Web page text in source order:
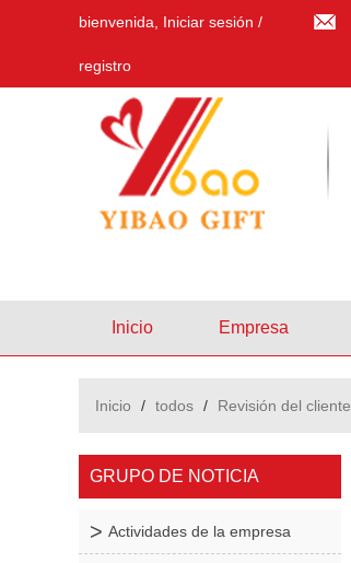
bienvenida, Iniciar sesión /
registro
Inicio Empresa
Inicio / todos / Revisión del cliente
GRUPO DE NOTICIA
Actividades de la empresa